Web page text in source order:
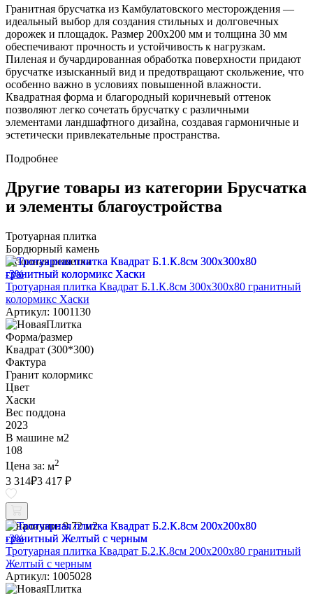
Гранитная брусчатка из Камбулатовского месторождения —
идеальный выбор для создания стильных и долговечных
дорожек и площадок. Размер 200х200 мм и толщина 30 мм
обеспечивают прочность и устойчивость к нагрузкам.
Пиленая и бучардированная обработка поверхности придают
брусчатке изысканный вид и предотвращают скольжение, что
особенно важно в условиях повышенной влажности.
Квадратная форма и благородный коричневый оттенок
позволяют легко сочетать брусчатку с различными
элементами ландшафтного дизайна, создавая гармоничные и
эстетически привлекательные пространства.
Подробнее
Другие товары из категории Брусчатка
и элементы благоустройства
Тротуарная плитка
Бордюрный камень
Газонная решетка
-3%
Тротуарная плитка Квадрат Б.1.К.8см 300х300х80 гранитный
колормикс Хаски
Артикул: 1001130
Форма/размер
Квадрат (300*300)
Фактура
Гранит колормикс
Цвет
Хаски
Вес поддона
2023
В машине м2
108
Цена за: м2
3 314₽3 417 ₽
В наличии: 9.72 м2
-3%
Тротуарная плитка Квадрат Б.2.К.8см 200х200х80 гранитный
Желтый с черным
Артикул: 1005028